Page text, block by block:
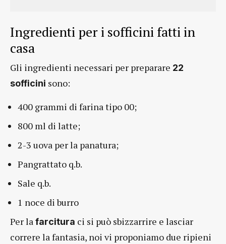
Ingredienti per i sofficini fatti in
casa
Gli ingredienti necessari per preparare 22
sofficini sono:
400 grammi di farina tipo 00;
800 ml di latte;
2-3 uova per la panatura;
Pangrattato q.b.
Sale q.b.
1 noce di burro
Per la farcitura ci si può sbizzarrire e lasciar
correre la fantasia, noi vi proponiamo due ripieni